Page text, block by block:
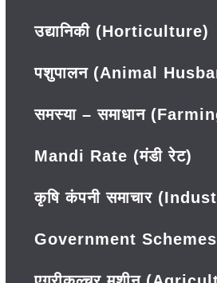
उद्यानिकी (Horticulture)
पशुपालन (Animal
समस्या – समाधान
Mandi Rate (मंडी रेट)
कृषि कंपनी समाचार
Government Schemes